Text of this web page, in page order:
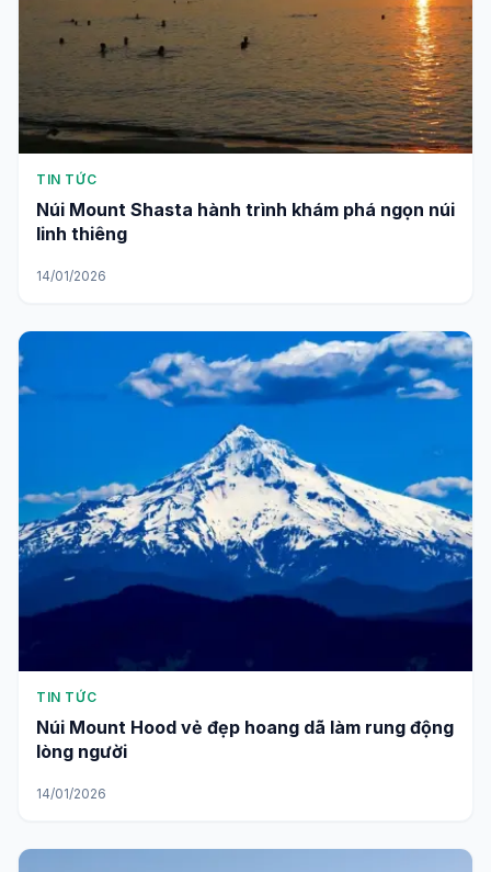
TIN TỨC
Núi Mount Shasta hành trình khám phá ngọn núi
linh thiêng
14/01/2026
TIN TỨC
Núi Mount Hood vẻ đẹp hoang dã làm rung động
lòng người
14/01/2026